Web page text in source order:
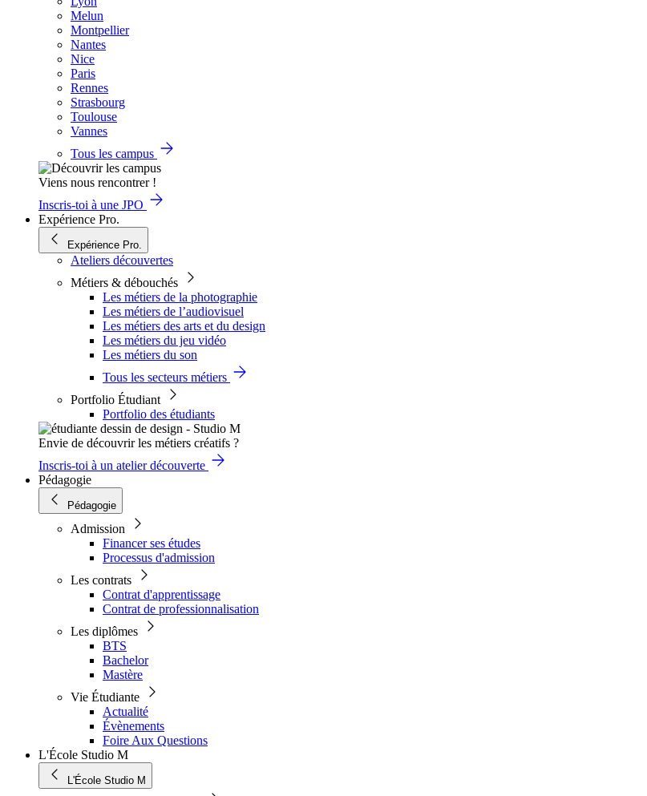
Melun
Montpellier
Nantes
Nice
Paris
Rennes
Strasbourg
Toulouse
Vannes
Tous les campus
Viens nous rencontrer !
Inscris-toi à une JPO
Expérience Pro.
Expérience Pro.
Ateliers découvertes
Métiers & débouchés
Les métiers de la photographie
Les métiers de l’audiovisuel
Les métiers des arts et du design
Les métiers du jeu vidéo
Les métiers du son
Tous les secteurs métiers
Portfolio Étudiant
Portfolio des étudiants
Envie de découvrir les métiers créatifs ?
Inscris-toi à un atelier découverte
Pédagogie
Pédagogie
Admission
Financer ses études
Processus d'admission
Les contrats
Contrat d'apprentissage
Contrat de professionnalisation
Les diplômes
BTS
Bachelor
Mastère
Vie Étudiante
Actualité
Évènements
Foire Aux Questions
L'École Studio M
L'École Studio M